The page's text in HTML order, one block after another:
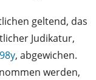
geltend, das
Judikatur,
, abgewichen.
werden,